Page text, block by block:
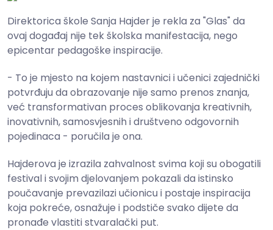
Direktorica škole Sanja Hajder je rekla za "Glas" da
ovaj događaj nije tek školska manifestacija, nego
epicentar pedagoške inspiracije.
- To je mjesto na kojem nastavnici i učenici zajednički
potvrđuju da obrazovanje nije samo prenos znanja,
već transformativan proces oblikovanja kreativnih,
inovativnih, samosvjesnih i društveno odgovornih
pojedinaca - poručila je ona.
Hajderova je izrazila zahvalnost svima koji su obogatili
festival i svojim djelovanjem pokazali da istinsko
poučavanje prevazilazi učionicu i postaje inspiracija
koja pokreće, osnažuje i podstiče svako dijete da
pronađe vlastiti stvaralački put.